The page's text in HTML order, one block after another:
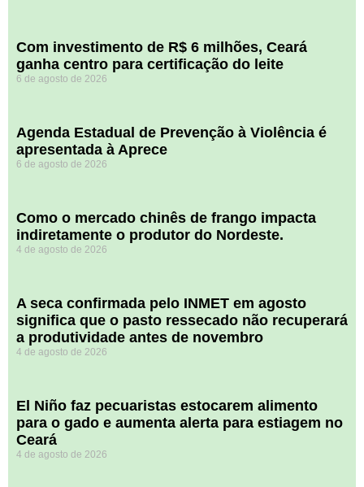
Com investimento de R$ 6 milhões, Ceará
ganha centro para certificação do leite
6 de agosto de 2026
Agenda Estadual de Prevenção à Violência é
apresentada à Aprece
6 de agosto de 2026
​Como o mercado chinês de frango impacta
indiretamente o produtor do Nordeste.
4 de agosto de 2026
A seca confirmada pelo INMET em agosto
significa que o pasto ressecado não recuperará
a produtividade antes de novembro
4 de agosto de 2026
El Niño faz pecuaristas estocarem alimento
para o gado e aumenta alerta para estiagem no
Ceará
4 de agosto de 2026